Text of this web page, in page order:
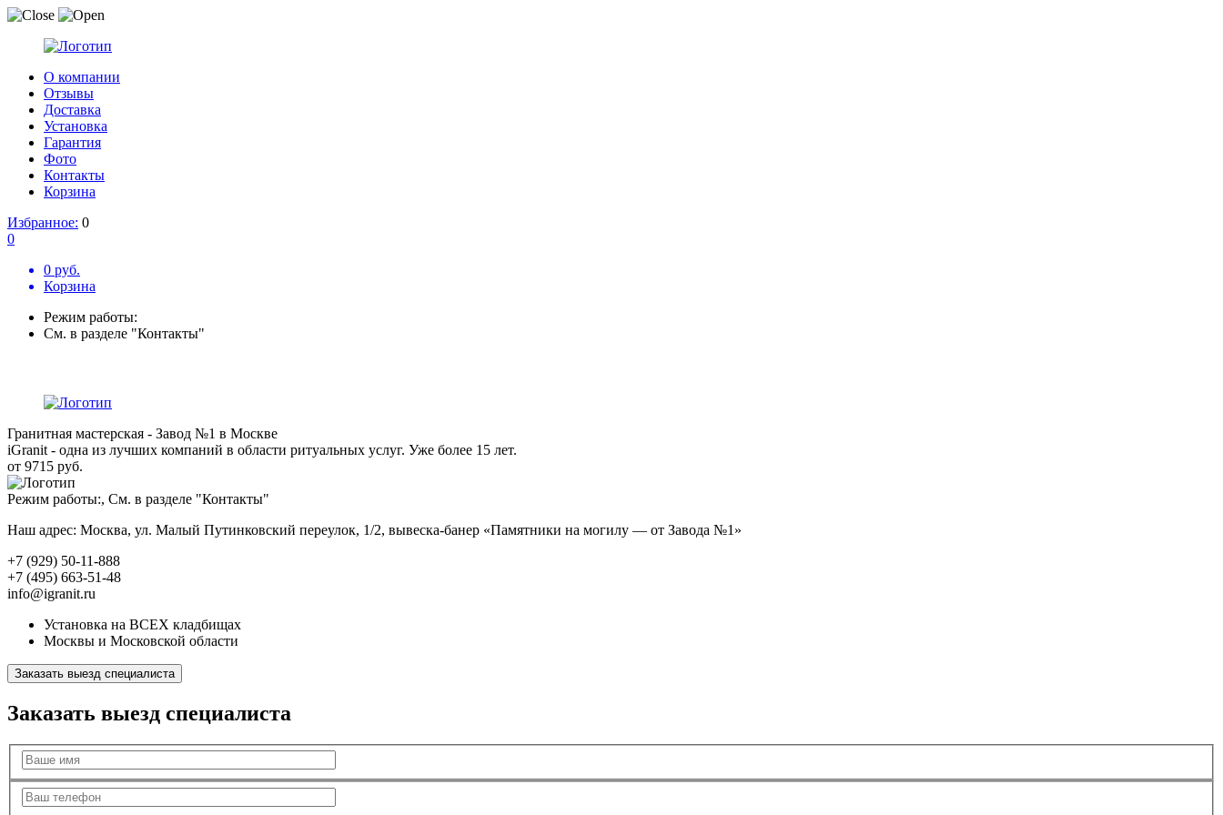
О компании
Отзывы
Доставка
Установка
Гарантия
Фото
Контакты
Корзина
Избранное: 0
0
0 руб.
Корзина
Режим работы:
См. в разделе "Контакты"
Гранитная мастерская - Завод №1 в Москве
iGranit - одна из лучших компаний в области ритуальных услуг. Уже более 15 лет.
от 9715 руб.
Режим работы:, См. в разделе "Контакты"
Наш адрес: Москва, ул. Малый Путинковский переулок, 1/2, вывеска-банер «Памятники на могилу — от Завода №1»
+7 (929) 50-11-888
+7 (495) 663-51-48
info@igranit.ru
Установка на ВСЕХ кладбищах
Москвы и Московской области
Заказать выезд специалиста
Заказать выезд специалиста